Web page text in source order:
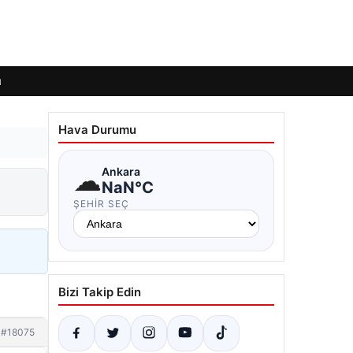
#18075
Hava Durumu
☁Ankara
NaN°C
ŞEHIR SEÇ
Bizi Takip Edin